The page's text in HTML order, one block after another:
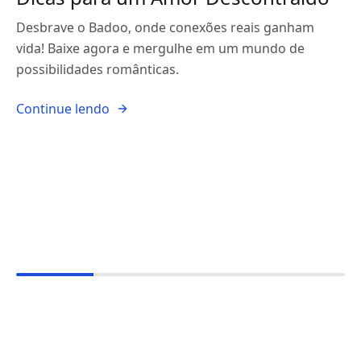
Desbrave o Badoo, onde conexões reais ganham
vida! Baixe agora e mergulhe em um mundo de
possibilidades românticas.
Continue lendo